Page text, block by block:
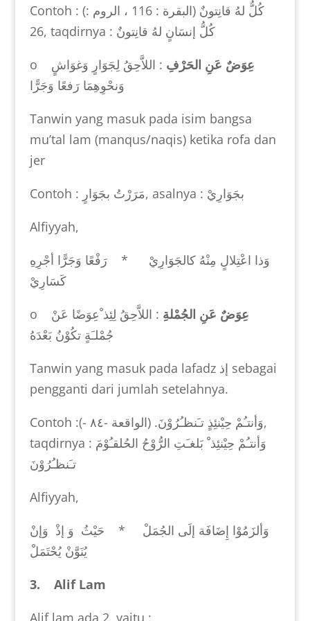
Contoh : (كُلُّ لهُ قانِتونٌ (البقرة : 116 ، الروم :
26, taqdirnya : كُلُّ إنسَانٍ لهُ قانِتونٌ
o
عِوَضٌ عَنِ الحَرْفِ : اللاَّحِقُ لِجَوَارٍ وَغوَاشٍ
وَنحْوِهِمَا رَفعًا وَجَرًّا
Tanwin yang masuk pada isim bangsa
mu’tal lam (manqus/naqis) ketika rofa dan
jer
Contoh : مَرَرْتُ بجَوَارٍ, asalnya : بجَوَارِيْ
Alfiyyah,
وَذا اعْتِلالٍ مِنْهُ كالجَوَارِيْ * رَفْعًا وَجَرًّا أجْرِهِ
كَسَارِيْ
o
عِوَضٌ عَنِ الجُمْلةِ : اللاَّحِقُ لِئِذ ْعِوَضًا عَنْ
جُمْلـَةٍ تكُوْنُ بَعْدَهُ
Tanwin yang masuk pada lafadz إذ sebagai
pengganti dari jumlah setelahnya.
Contoh :(- وَأنتـُمْ حِيْنئِذٍ تـَنظـُرُوْنَ. (الواقعة -٨٤,
taqdirnya : وَأنتـُمْ حِيْنئِذ ْ بَلغـَتِ الرُّوْحُ الحُلقـُوْمَ
تـَنظـُرُوْنَ
Alfiyyah,
وَألزَمُوْا إِضَافَة إلَى الجُمَلْ * حَيْثُ وَ إذْ وَإنْ
يُنَوَّنْ يُحْتَمَلْ
3. Alif Lam
Alif lam ada 2, yaitu :